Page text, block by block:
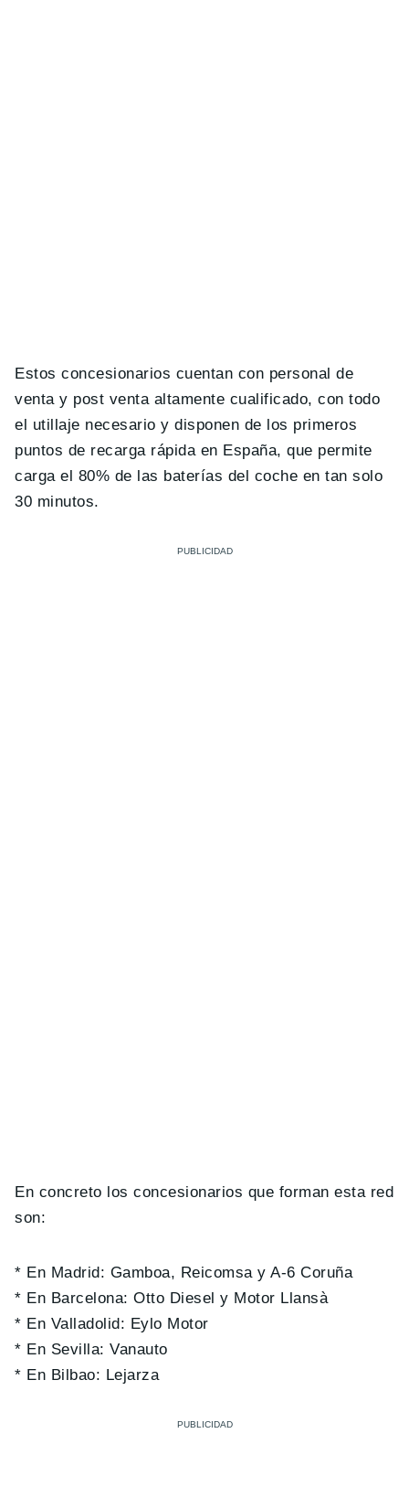
Estos concesionarios cuentan con personal de
venta y post venta altamente cualificado, con todo
el utillaje necesario y disponen de los primeros
puntos de recarga rápida en España, que permite
carga el 80% de las baterías del coche en tan solo
30 minutos.
En concreto los concesionarios que forman esta red
son:
* En Madrid: Gamboa, Reicomsa y A-6 Coruña
* En Barcelona: Otto Diesel y Motor Llansà
* En Valladolid: Eylo Motor
* En Sevilla: Vanauto
* En Bilbao: Lejarza